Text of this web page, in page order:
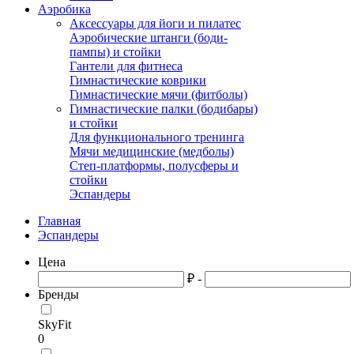
Аэробика
Аксессуары для йоги и пилатес
Аэробические штанги (боди-
пампы) и стойки
Гантели для фитнеса
Гимнастические коврики
Гимнастические мячи (фитболы)
Гимнастические палки (бодибары)
и стойки
Для функционального тренинга
Мячи медицинские (медболы)
Степ-платформы, полусферы и
стойки
Эспандеры
Главная
Эспандеры
Цена
₽ -
Бренды
SkyFit
0